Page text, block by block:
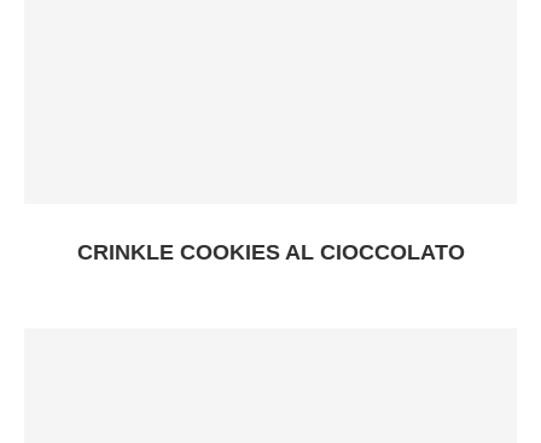
CRINKLE COOKIES AL CIOCCOLATO